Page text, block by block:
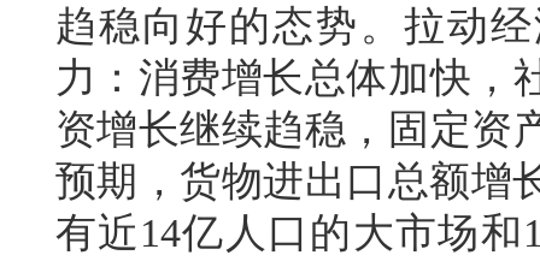
趋稳向好的态势。拉动
力：消费增长总体加快，
资增长继续趋稳，固定资
预期，货物进出口总额增
有近14亿人口的大市场